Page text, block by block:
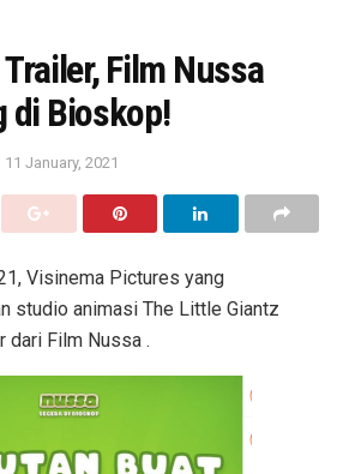
Film Nussa
di Bioskop!
11 January, 2021
Visinema Pictures yang
studio animasi The Little Giantz
dari Film Nussa .